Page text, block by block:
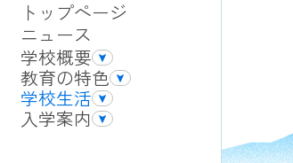
トップページ
ニュース
学校概要
学校概要TOP
学校案内パンフレット
学校長あいさつ
教育の特色
教育の特色TOP
国際観光科
学校生活
学校生活TOP
入学案内